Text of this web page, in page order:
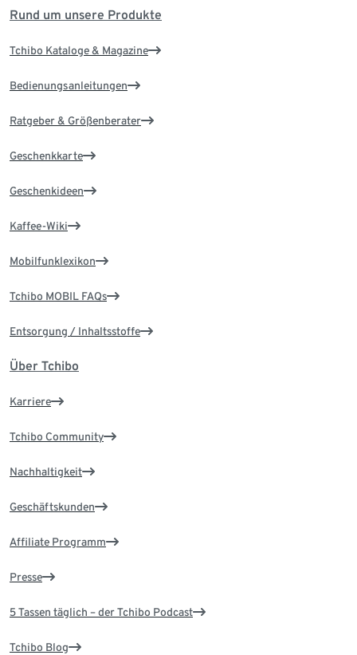
Rund um unsere Produkte
Tchibo Kataloge & Magazine
Bedienungsanleitungen
Ratgeber & Größenberater
Geschenkkarte
Geschenkideen
Kaffee-Wiki
Mobilfunklexikon
Tchibo MOBIL FAQs
Entsorgung / Inhaltsstoffe
Über Tchibo
Karriere
Tchibo Community
Nachhaltigkeit
Geschäftskunden
Affiliate Programm
Presse
5 Tassen täglich – der Tchibo Podcast
Tchibo Blog